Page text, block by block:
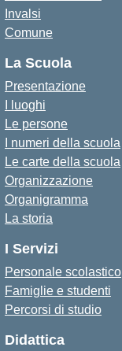
Invalsi
Comune
La Scuola
Presentazione
I luoghi
Le persone
I numeri della scuola
Le carte della scuola
Organizzazione
Organigramma
La storia
I Servizi
Personale scolastico
Famiglie e studenti
Percorsi di studio
Didattica